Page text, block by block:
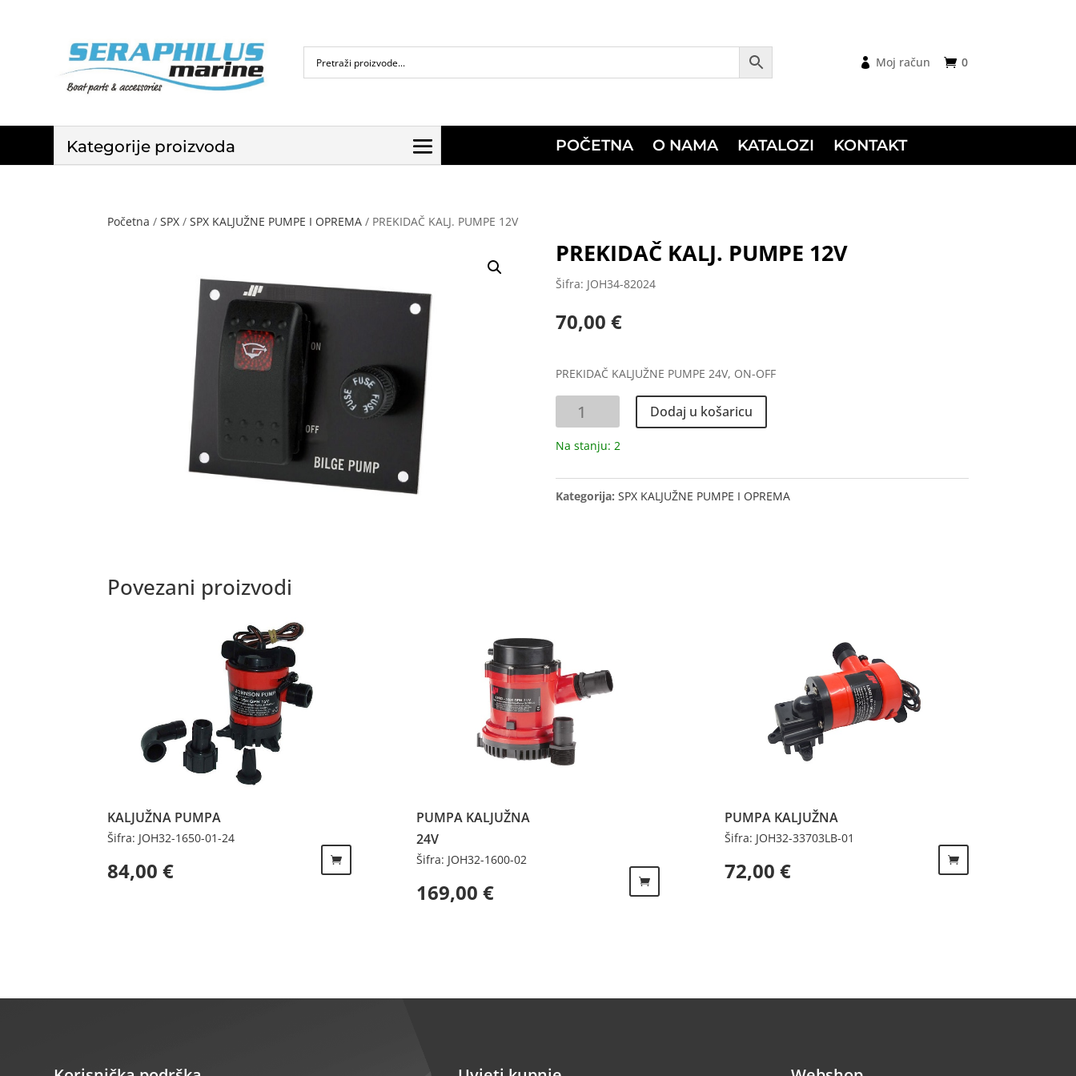
0
Moj račun
Kategorije proizvoda POČETNA O NAMA KATALOZI KONTAKT
Početna /SPX /SPX KALJUŽNE PUMPE I OPREMA / PREKIDAČ KALJ. PUMPE 12V
PREKIDAČ KALJ. PUMPE 12V
Šifra: JOH34-82024
70,00 €
PREKIDAČ KALJUŽNE PUMPE 24V, ON-OFF
PREKIDAČ
PUMPE
količina
Dodaj u košaricu
Na stanju: 2
Kategorija: SPX KALJUŽNE PUMPE I OPREMA
Povezani proizvodi
KALJUŽNA PUMPA
Šifra: JOH32-1650-01-24
84,00€
PUMPA KALJUŽNA
24V
Šifra: JOH32-1600-02
169,00 €
PUMPA KALJUŽNA
Šifra: JOH32-33703LB-01
72,00 €